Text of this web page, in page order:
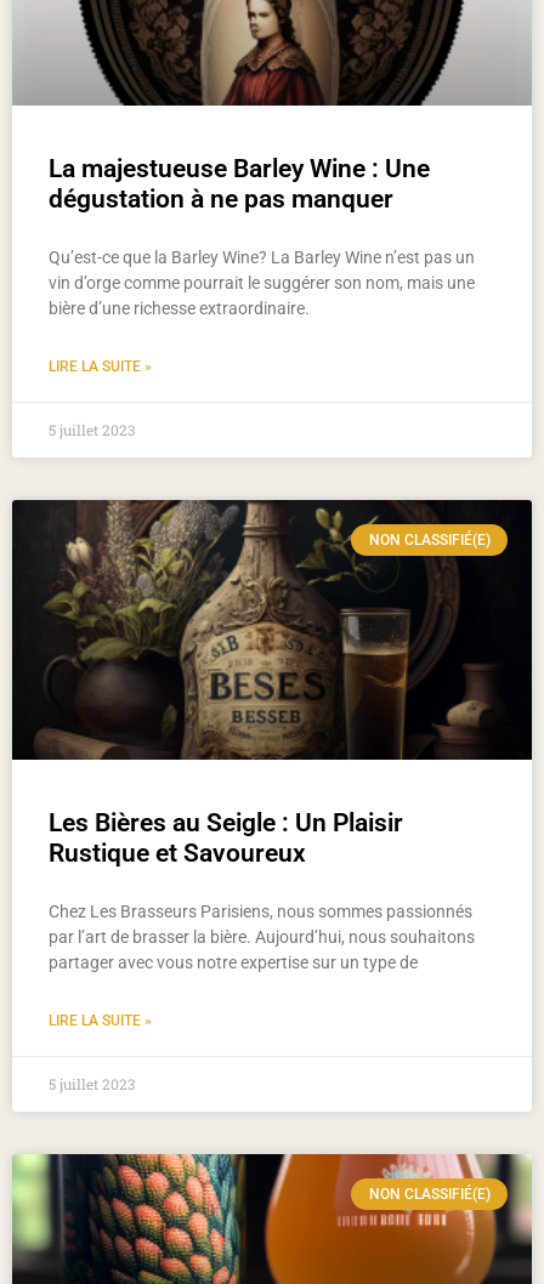
La majestueuse Barley Wine : Une
dégustation à ne pas manquer
Qu’est-ce que la Barley Wine? La Barley Wine n’est pas un
vin d’orge comme pourrait le suggérer son nom, mais une
bière d’une richesse extraordinaire.
LIRE LA SUITE »
5 juillet 2023
NON CLASSIFIÉ(E)
Les Bières au Seigle : Un Plaisir
Rustique et Savoureux
Chez Les Brasseurs Parisiens, nous sommes passionnés
par l’art de brasser la bière. Aujourd’hui, nous souhaitons
partager avec vous notre expertise sur un type de
LIRE LA SUITE »
5 juillet 2023
NON CLASSIFIÉ(E)